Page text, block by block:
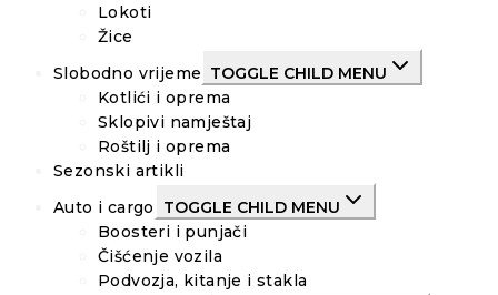
Lokoti
Žice
Slobodno vrijeme TOGGLE CHILD MENU
Kotlići i oprema
Sklopivi namještaj
Roštilj i oprema
Sezonski artikli
Auto i cargo
TOGGLE CHILD MENU
Boosteri i punjači
Čišćenje vozila
Podvozja, kitanje i stakla